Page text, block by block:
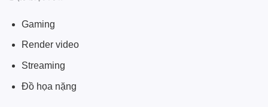
Gaming
Render video
Streaming
Đồ họa nặng